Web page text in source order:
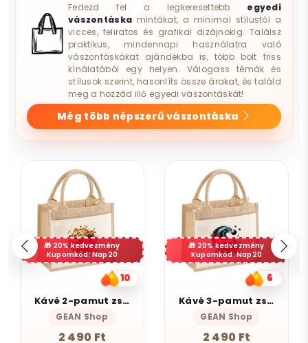
Fedezd fel a legkeresettebb egyedi
vászontáska mintákat, a minimal stílustól a
vicces, feliratos és grafikai dizájnokig. Találsz
praktikus, mindennapi használatra való
vászontáskákat ajándékba is, több bolt friss
kínálatából egy helyen. Válogass témák és
stílusok szerint, hasonlíts össze árakat, és találd
meg a hozzád illő egyedi vászontáskát!
Még több népszerű vászontáska
20% kedvezmény
Kupomkód: Nap20
6
Kávé 3-pamut zsebes juta midi bevásárlótáska
GEAN Shop
2 490 Ft
9
Munka
Magnolion Niche